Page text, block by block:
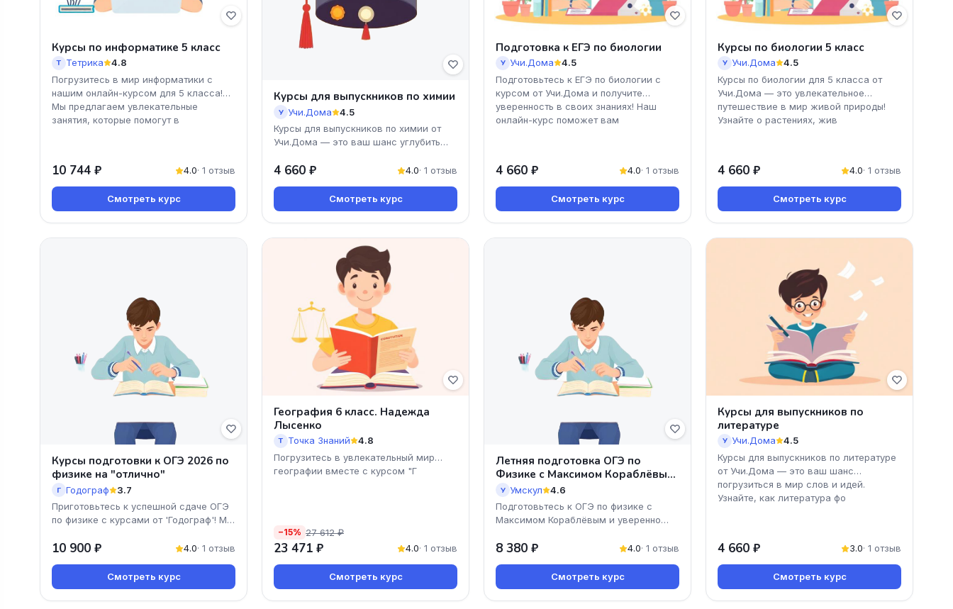
Курсы по информатике 5 класс
Т Тетрика
4.8
Погрузитесь в мир информатики с
нашим онлайн-курсом для 5 класса!
Мы предлагаем увлекательные
занятия, которые помогут в
10 744 ₽ 4.0· 1 отзыв
Смотреть курс
Курсы для выпускников по химии
У Учи.Дома
4.5
Курсы для выпускников по химии от
Учи.Дома — это ваш шанс углубить
науки! Программа курс
4 660 ₽ 4.0· 1 отзыв
Смотреть курс
Подготовка к ЕГЭ по биологии
У Учи.Дома
4.5
Подготовьтесь к ЕГЭ по биологии с
курсом от Учи.Дома и получите
уверенность в своих знаниях! Наш
онлайн-курс поможет вам
4 660 ₽ 4.0· 1 отзыв
Смотреть курс
Курсы по биологии 5 класс
У Учи.Дома
4.5
Курсы по биологии для 5 класса от
Учи.Дома — это увлекательное
путешествие в мир живой природы!
Узнайте о растениях, жив
4 660 ₽ 4.0· 1 отзыв
Смотреть курс
Курсы подготовки к ОГЭ 2026 по
физике на "отлично"
Г Годограф
3.7
Приготовьтесь к успешной сдаче ОГЭ
по физике с курсами от 'Годограф'! Мы
ориентированну
10 900 ₽ 4.0· 1 отзыв
Смотреть курс
География 6 класс. Надежда
Лысенко
Т Точка Знаний
4.8
Погрузитесь в увлекательный мир
географии вместе с курсом "Г
−15% 27 612 ₽
23 471 ₽ 4.0· 1 отзыв
Смотреть курс
Летняя подготовка ОГЭ по
Физике с Максимом Кораблёвым
– 9 класс
У Умскул
4.6
Подготовьтесь к ОГЭ по физике с
Максимом Кораблёвым и уверенно
предлагает уникальную возможно
8 380 ₽ 4.0· 1 отзыв
Смотреть курс
Курсы для выпускников по
литературе
У Учи.Дома
4.5
Курсы для выпускников по литературе
от Учи.Дома — это ваш шанс
погрузиться в мир слов и идей.
Узнайте, как литература фо
4 660 ₽ 3.0· 1 отзыв
Смотреть курс